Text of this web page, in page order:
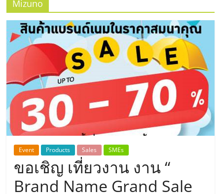
SME
แห่ง
ประเทศไทย,
ThaiSMEsCenter,
รวม
ธุรกิจ
เอ
Mizuno
Event Products Sales SMEs
ขอเชิญ เที่ยวงาน งาน “
Brand Name Grand Sale